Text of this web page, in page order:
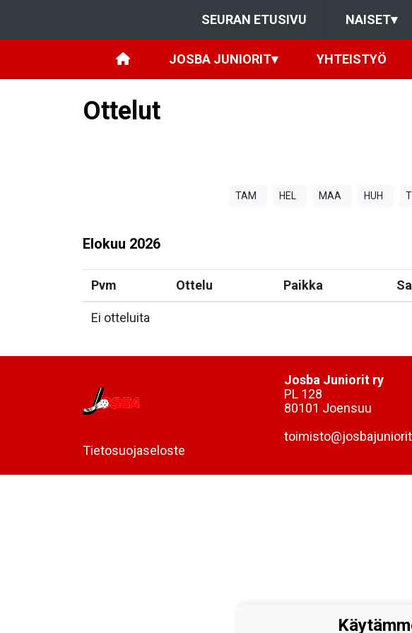
SEURAN ETUSIVU NAISET▾
JOSBA JUNIORIT▾ YHTEISTYÖ
Ottelut
TAM HEL MAA HUH
Elokuu 2026
Pvm Ottelu Paikka
Ei otteluita
Tietosuojaseloste
Josba Juniorit ry
PL 128
80101 Joensuu